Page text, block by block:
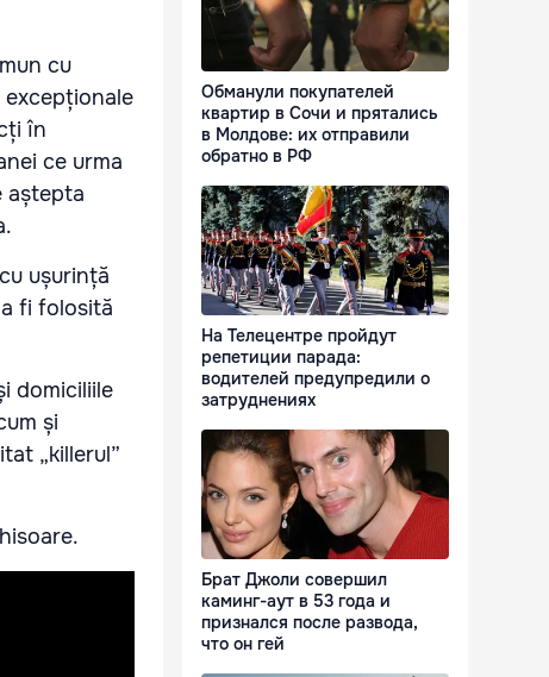
cu
în
ce urma
aștepta
ușurință
fi folosită
domiciliile
și
„killerul”
Обманули покупателей
квартир в Сочи и прятались
в Молдове: их отправили
обратно в РФ
На Телецентре пройдут
репетиции парада:
водителей предупредили о
затруднениях
Брат Джоли совершил
каминг-аут в 53 года и
признался после развода,
что он гей